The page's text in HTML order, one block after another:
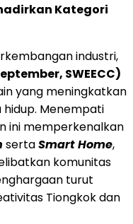
Kategori
industri,
SWEECC)
yang meningkatkan
Menempati
ini memperkenalkan
sertaSmart Home,
komunitas
turut
Tiongkok dan